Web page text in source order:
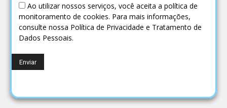
Ao utilizar nossos serviços, você aceita a política de
monitoramento de cookies. Para mais informações,
consulte nossa Política de Privacidade e Tratamento de
Dados Pessoais.